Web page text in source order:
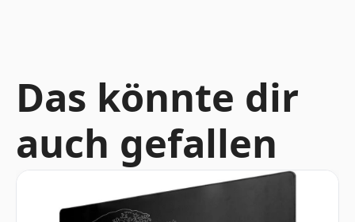
Das könnte dir
auch gefallen